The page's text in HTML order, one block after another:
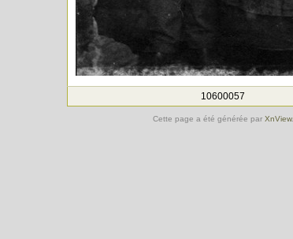
10600057
Cette page a été générée par XnView.